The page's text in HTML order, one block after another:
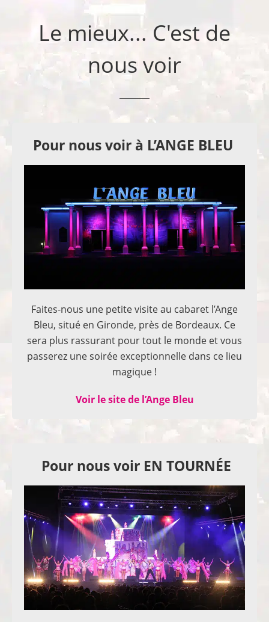
Le mieux... C'est de
nous voir
Pour nous voir à L’ANGE BLEU
Faites-nous une petite visite au cabaret l’Ange
Bleu, situé en Gironde, près de Bordeaux. Ce
sera plus rassurant pour tout le monde et vous
passerez une soirée exceptionnelle dans ce lieu
magique !
Voir le site de l’Ange Bleu
Pour nous voir EN TOURNÉE